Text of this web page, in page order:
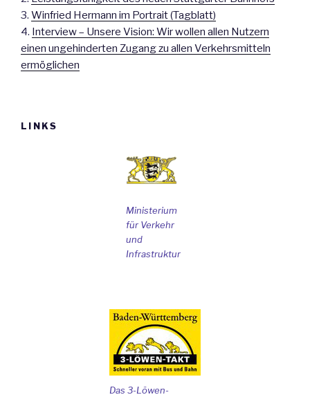
3. Winfried Hermann im Portrait (Tagblatt)
4. Interview – Unsere Vision: Wir wollen allen Nutzern
einen ungehinderten Zugang zu allen Verkehrsmitteln
ermöglichen
LINKS
Ministerium
für Verkehr
und
Infrastruktur
Das 3-Löwen-